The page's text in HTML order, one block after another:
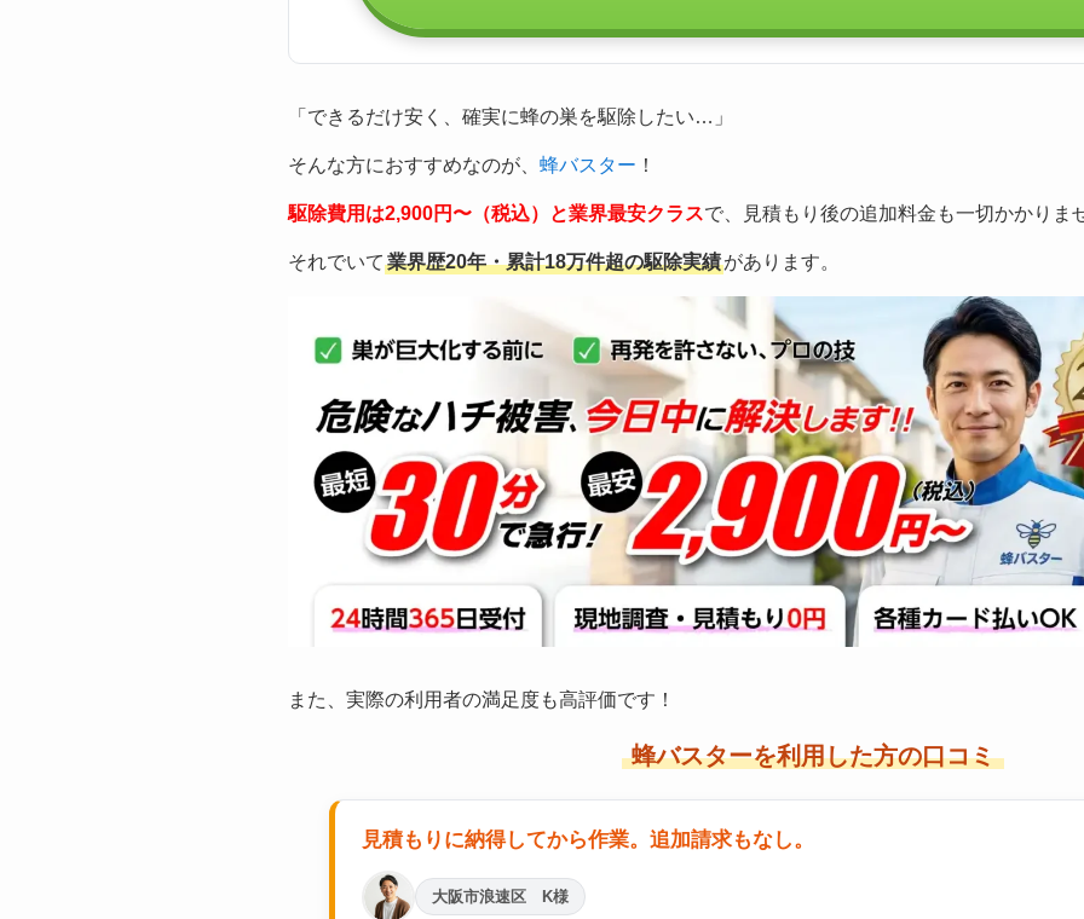
「できるだけ安く、確実に蜂の巣を駆除したい…」
そんな方におすすめなのが、 蜂バスター ！
駆除費用は2,900円〜（税込）と業界最安クラスで、見積もり後の追加料金も一切かかりま
それでいて 業界歴20年・累計18万件超の駆除実績があります。
また、実際の利用者の満足度も高評価です！
蜂バスターを利用した方の口コミ
見積もりに納得してから作業。追加請求もなし。
大阪市浪速区 K様